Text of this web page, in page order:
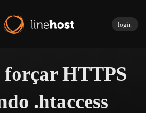
login
forçar HTTPS
.htaccess